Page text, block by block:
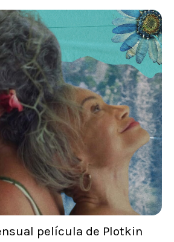
película de Plotkin